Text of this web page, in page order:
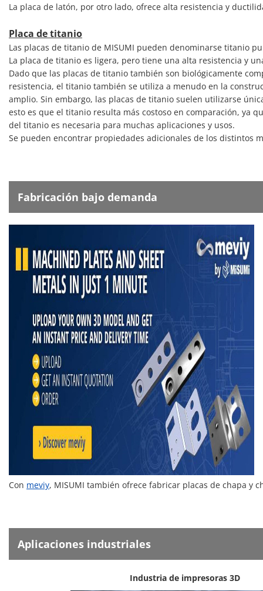
La placa de latón, por otro lado, ofrece alta resistencia y
Placa de titanio
Las placas de titanio de MISUMI pueden denominarse titanio
La placa de titanio es ligera, pero tiene una alta resistencia y
Dado que las placas de titanio también son biológicamente
resistencia, el titanio también se utiliza a menudo en la
amplio. Sin embargo, las placas de titanio suelen utilizarse
esto es que el titanio resulta más costoso en comparación, ya
del titanio es necesaria para muchas aplicaciones y usos.
Se pueden encontrar propiedades adicionales de los distintos
Fabricación bajo demanda
Con meviy, MISUMI también ofrece fabricar placas de chapa y
Aplicaciones industriales
Industria de impresoras 3D